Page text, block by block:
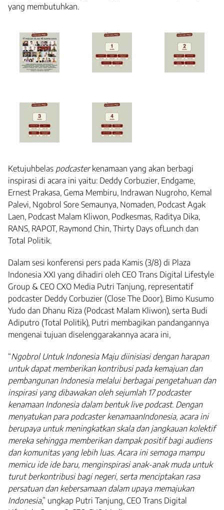
yang membutuhkan.
Ketujuhbelas podcasterkenamaan yang akan berbagi
inspirasi di acara ini yaitu: Deddy Corbuzier, Endgame,
Ernest Prakasa, Gema Membiru, Indrawan Nugroho, Kemal
Palevi, Ngobrol Sore Semaunya, Nomaden, Podcast Agak
Laen, Podcast Malam Kliwon, Podkesmas, Raditya Dika,
RANS, RAPOT, Raymond Chin, Thirty Days ofLunch dan
Total Politik.
Dalam sesi konferensi pers pada Kamis (3/8) di Plaza
Indonesia XXI yang dihadiri oleh CEO Trans Digital Lifestyle
Group & CEO CXO Media Putri Tanjung, representatif
podcaster Deddy Corbuzier (Close The Door), Bimo Kusumo
Yudo dan Dhanu Riza (Podcast Malam Kliwon), serta Budi
Adiputro (Total Politik), Putri membagikan pandangannya
mengenai tujuan diselenggarakannya acara ini,
“Ngobrol Untuk Indonesia Maju diinisiasi dengan harapan
untuk dapat memberikan kontribusi pada kemajuan dan
pembangunan Indonesia melalui berbagai pengetahuan dan
inspirasi yang dibawakan oleh sejumlah 17 podcaster
kenamaan Indonesia dalam bentuk live podcast. Dengan
menyatukan para podcaster kenamaanIndonesia, acara ini
berupaya untuk meningkatkan skala dan jangkauan kolektif
mereka sehingga memberikan dampak positif bagi audiens
dan komunitas yang lebih luas. Acara ini semoga mampu
memicu ide ide baru, menginspirasi anak-anak muda untuk
turut berkontribusi bagi negeri, serta menciptakan rasa
persatuan dan kebersamaan dalam upaya memajukan
Indonesia,” ungkap Putri Tanjung, CEO Trans Digital